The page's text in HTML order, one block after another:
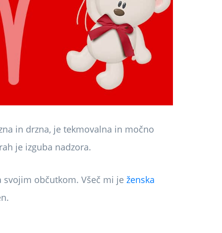
in drzna, je tekmovalna in močno
je izguba nadzora.
svojim občutkom. Všeč mi je ženska